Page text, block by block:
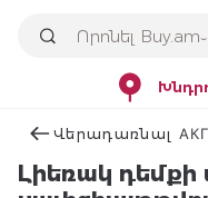
Վերադառնալ АКГ
Լիեռակ դեմքի